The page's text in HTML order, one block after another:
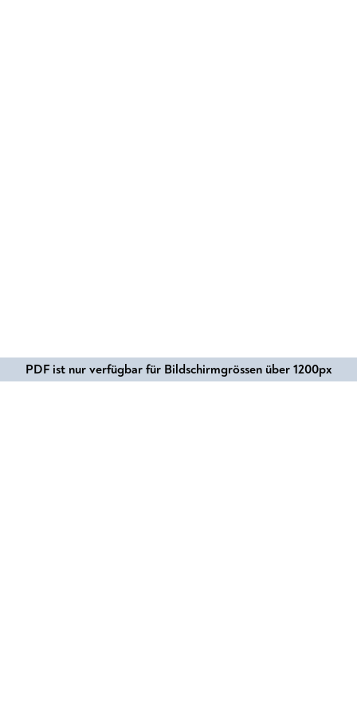
PDF ist nur verfügbar für Bildschirmgrössen über 1200px